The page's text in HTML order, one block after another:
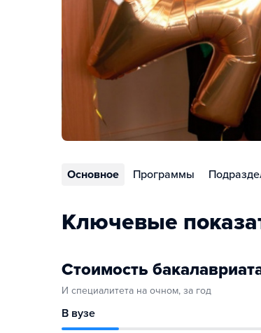
Основное Программы
Ключевые
Стоимость
И специалитета на очном, за год
В вузе